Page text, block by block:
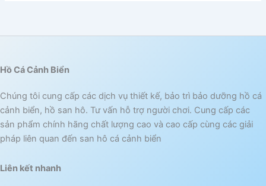
Hồ Cá Cảnh Biển
Chúng tôi cung cấp các dịch vụ thiết kế, bảo trì bảo dưỡng hồ cá
cảnh biển, hồ san hô. Tư vấn hỗ trợ người chơi. Cung cấp các
sản phẩm chính hãng chất lượng cao và cao cấp cùng các giải
pháp liên quan đến san hô cá cảnh biển
Liên kết nhanh